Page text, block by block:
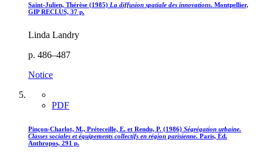
Saint-Julien, Thérèse (1985) La diffusion spatiale des innovations. Montpellier,
GIP RECLUS, 37 p.
Linda Landry
p. 486–487
Notice
PDF
Pinçon-Charlot, M., Préteceille, E. et Rendu, P. (1986) Ségrégation urbaine.
Classes sociales et équipements collectifs en région parisienne. Paris, Éd.
Anthropos, 291 p.